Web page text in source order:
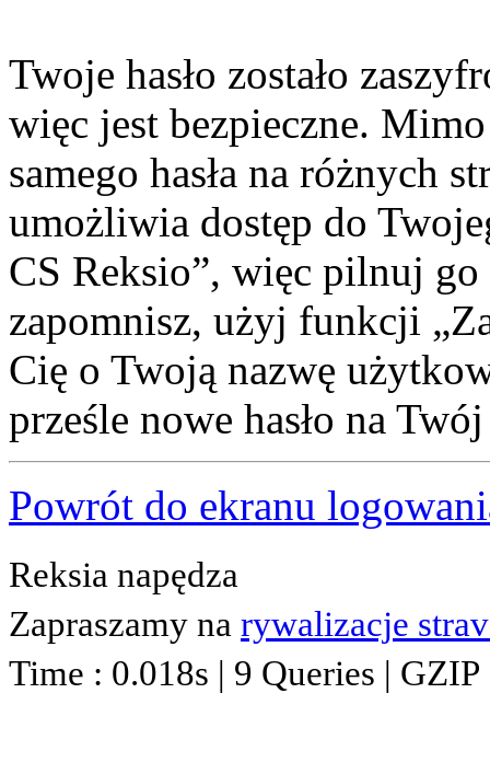
Twoje hasło zostało
więc jest bezpieczne.
samego hasła na różnych
umożliwia dostęp do
CS Reksio”, więc pilnuj
zapomnisz, użyj funkcji
Cię o Twoją nazwę
prześle nowe hasło na
Powrót do ekranu
Reksia napędza
Zapraszamy na rywalizacje
Time : 0.018s | 9 Queries |